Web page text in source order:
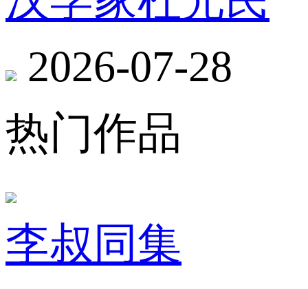
2026-07-28
热门作品
李叔同集